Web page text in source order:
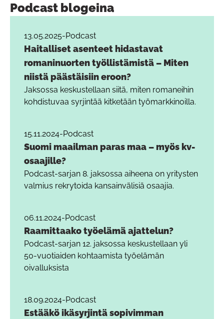
Podcast blogeina
13.05.2025-Podcast
Haitalliset asenteet hidastavat
romaninuorten työllistämistä – Miten
niistä päästäisiin eroon?
Jaksossa keskustellaan siitä, miten romaneihin
kohdistuvaa syrjintää kitketään työmarkkinoilla.
15.11.2024-Podcast
Suomi maailman paras maa – myös kv-
osaajille?
Podcast-sarjan 8. jaksossa aiheena on yritysten
valmius rekrytoida kansainvälisiä osaajia.
06.11.2024-Podcast
Raamittaako työelämä ajattelun?
Podcast-sarjan 12. jaksossa keskustellaan yli
50-vuotiaiden kohtaamista työelämän
oivalluksista
18.09.2024-Podcast
Estääkö ikäsyrjintä sopivimman